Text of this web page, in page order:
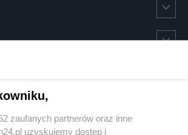
zaufanych partnerów oraz inne
uzyskujemy dostęp i